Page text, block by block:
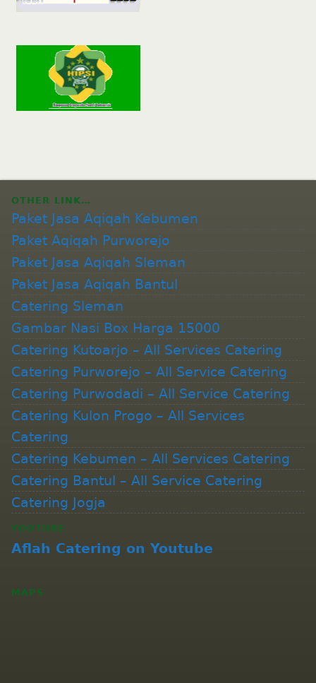
OTHER LINK…
Paket Jasa Aqiqah Kebumen
Paket Aqiqah Purworejo
Paket Jasa Aqiqah Sleman
Paket Jasa Aqiqah Bantul
Catering Sleman
Gambar Nasi Box Harga 15000
Catering Kutoarjo – All Services Catering
Catering Purworejo – All Service Catering
Catering Purwodadi – All Service Catering
Catering Kulon Progo – All Services
Catering
Catering Kebumen – All Services Catering
Catering Bantul – All Service Catering
Catering Jogja
YOUTUBE
Aflah Catering on Youtube
MAPS